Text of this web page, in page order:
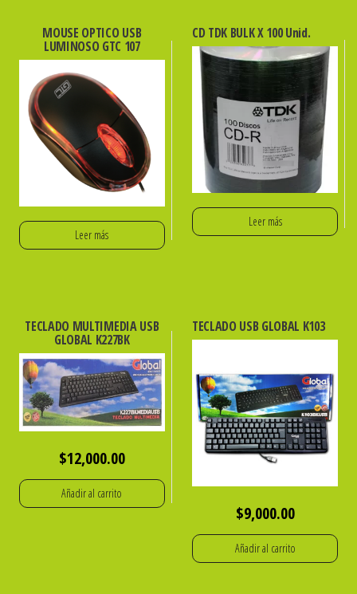
cantidad
MOUSE OPTICO USB
LUMINOSO GTC 107
Leer más
CD TDK BULK X 100 Unid.
Leer más
TECLADO MULTIMEDIA USB
GLOBAL K227BK
$12,000.00
Añadir al carrito
TECLADO USB GLOBAL K103
$9,000.00
Añadir al carrito